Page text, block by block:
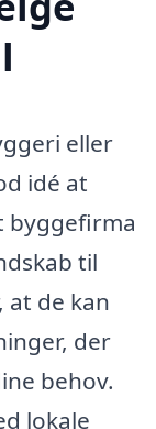
eller
idé at
byggefirma
til
at de kan
der
behov.
lokale